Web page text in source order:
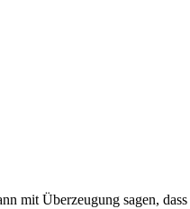
mit Überzeugung sagen, dass